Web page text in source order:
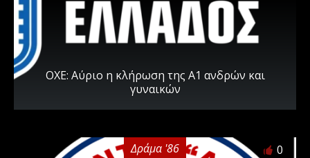
ΟΧΕ: Αύριο η κλήρωση της Α1 ανδρών και
γυναικών
Δράμα '86 0